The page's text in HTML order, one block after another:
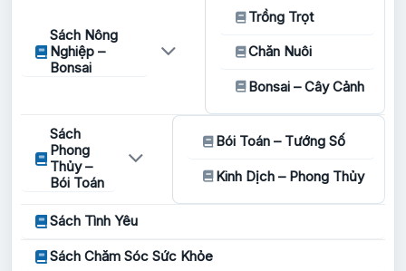
Sách Nông
Nghiệp –
Bonsai
Trồng Trọt
Chăn Nuôi
Bonsai – Cây Cảnh
Sách
Phong
Thủy –
Bói Toán
Bói Toán – Tướng Số
Kinh Dịch – Phong Thủy
Sách Tình Yêu
Sách Chăm Sóc Sức Khỏe